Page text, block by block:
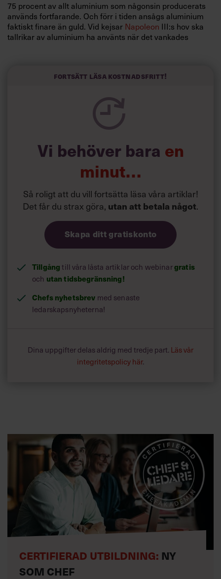
75 procent av allt aluminium som någonsin producerats
används fortfarande. Och förr i tiden ansågs aluminium
faktiskt finare än guld. Vid kejsar Napoleon III:s hov ska
tallrikar av aluminium ha använts när det vankades
något olycksbådande atomnumret har hämmat den
metallföretaget. Aluminium har plats 13 i det periodiska
”Vi är inne i en oerhört spännande period för Gränges just
åstad och här är Jörgens upphöjda lugn och
sinnesnärvaro en fantastisk tillgång för oss. Han är
verkligen en trygg analytiker, nästan som en
fadersgestalt”, säger en av Gränges många erfarna
Fortsätt läsa kostnadsfritt!
Vi behöver bara en
minut…
Så roligt att du vill fortsätta läsa våra artiklar!
Det får du strax göra, utan att betala något.
Skapa ditt gratiskonto
Tillgång till våra låsta artiklar och webinargratis
och utan tidsbegränsning!
Chefs nyhetsbrev med senaste
ledarskapsnyheterna!
Dina uppgifter delas aldrig med tredje part. Läs vår
integritetspolicy här.
CERTIFIERAD UTBILDNING: NY
SOM CHEF